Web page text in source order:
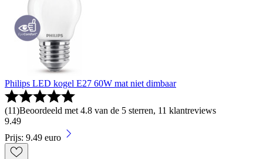
Philips LED kogel E27 60W mat niet dimbaar
(11)Beoordeeld met 4.8 van de 5 sterren, 11 klantreviews
9.49
Prijs: 9.49 euro